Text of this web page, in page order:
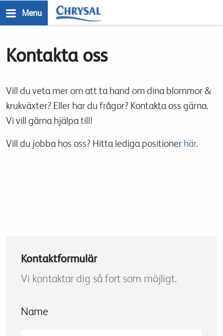
Skip
content
Menu
Kontakta oss
Vill du veta mer om att ta hand om dina blommor &
krukväxter? Eller har du frågor? Kontakta oss gärna.
Vi vill gärna hjälpa till!
Vill du jobba hos oss? Hitta lediga positioner här.
Kontaktformulär
Vi kontaktar dig så fort som möjligt.
Name